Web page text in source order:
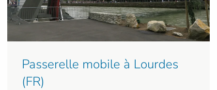
Passerelle mobile à Lourdes
(FR)